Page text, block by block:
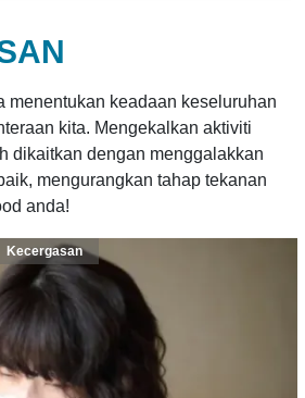
menentukan keadaan keseluruhan
kita. Mengekalkan aktiviti
dikaitkan dengan menggalakkan
mengurangkan tahap tekanan
anda!
Kecergasan